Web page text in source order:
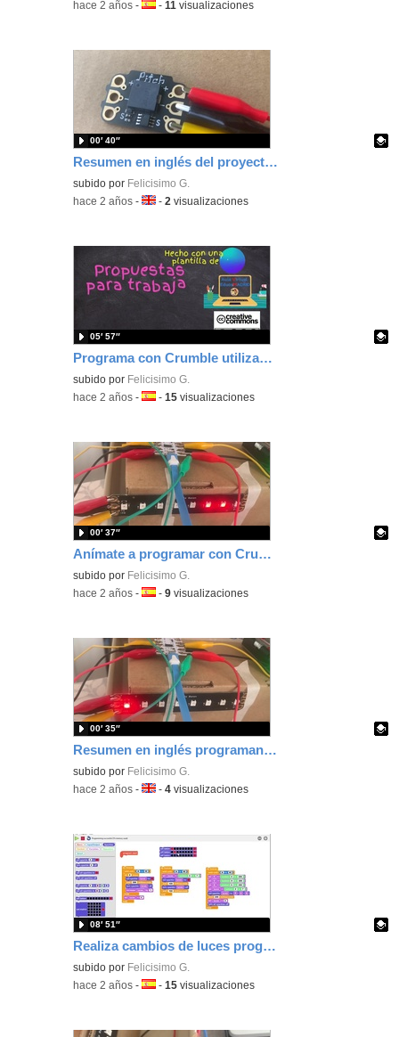
-hace 2 años -Idioma:
-11 visualizaciones
Resumen en inglés del proyecto crea un timbre para casa
Contenido educativo.
subido por Felicisimo G.
00′ 40″
-hace 2 años -Idioma:
-2 visualizaciones
Programa con Crumble utilizando el generador de sonidos y notas musicales
Contenido educativo.
subido por Felicisimo G.
05′ 57″
-hace 2 años -Idioma:
-15 visualizaciones
Anímate a programar con Crumble efectos de luces
Contenido educativo.
subido por Felicisimo G.
00′ 37″
-hace 2 años -Idioma:
-9 visualizaciones
Resumen en inglés programando con Crumble efectos de luces.
Contenido educativo.
subido por Felicisimo G.
00′ 35″
-hace 2 años -Idioma:
-4 visualizaciones
Realiza cambios de luces programando con Crumble la línea de RGB
Contenido educativo.
subido por Felicisimo G.
08′ 51″
-hace 2 años -Idioma:
-15 visualizaciones